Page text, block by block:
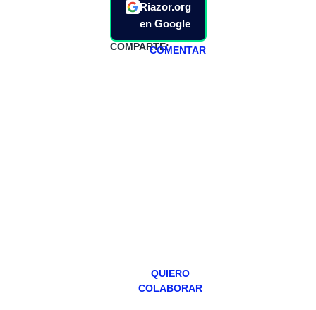
Riazor.org
en Google
COMPARTE:COMENTAR
QUIERO
COLABORAR